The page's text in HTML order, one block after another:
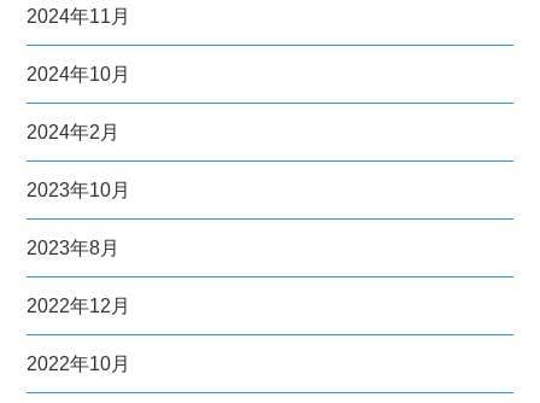
2024年11月
2024年10月
2024年2月
2023年10月
2023年8月
2022年12月
2022年10月